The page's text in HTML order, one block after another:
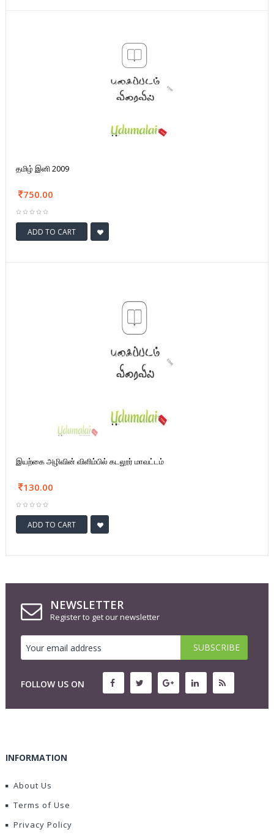
தமிழ் இனி 2009
750.00
ADD TO CART
இயற்கை அழிவின் விளிம்பில் கடலூர் மாவட்டம்
130.00
ADD TO CART
NEWSLETTER
Register to get our newsletter
FOLLOW US ON
INFORMATION
About Us
Terms of Use
Privacy Policy